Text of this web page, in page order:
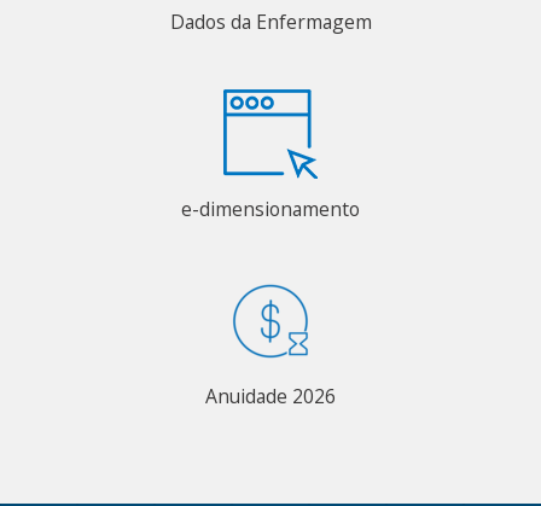
Dados da Enfermagem
e-dimensionamento
Anuidade 2026